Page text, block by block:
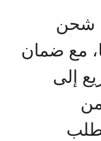
شحن
مع ضمان
إلى